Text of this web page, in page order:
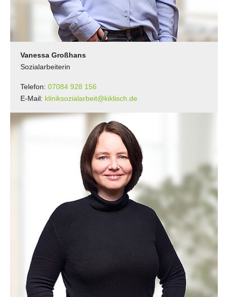
Vanessa Großhans
Sozialarbeiterin
Telefon: 07084 928 156
E-Mail: kliniksozialarbeit@kiklisch.de